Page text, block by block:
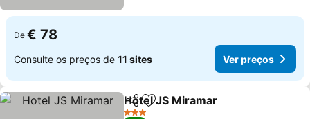
De € 78
Consulte os preços de 11 sites Ver preços
PartilharAdicionar aos favoritos
Hotel JS Miramar
3 Estrelas